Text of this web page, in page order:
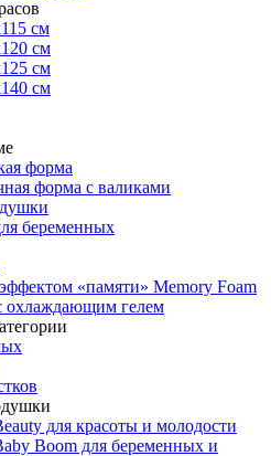
см
см
см
см
форма
форма с валиками
беременных
«памяти» Memory Foam
охлаждающим гелем
для красоты и молодости
Boom для беременных и